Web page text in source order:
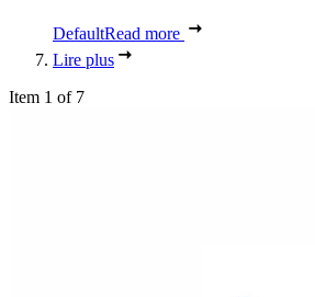
DefaultRead more
Lire plus
Item 1 of 7